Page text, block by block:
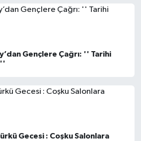
Gençlere Çağrı: '' Tarihi
''
Gecesi : Coşku Salonlara